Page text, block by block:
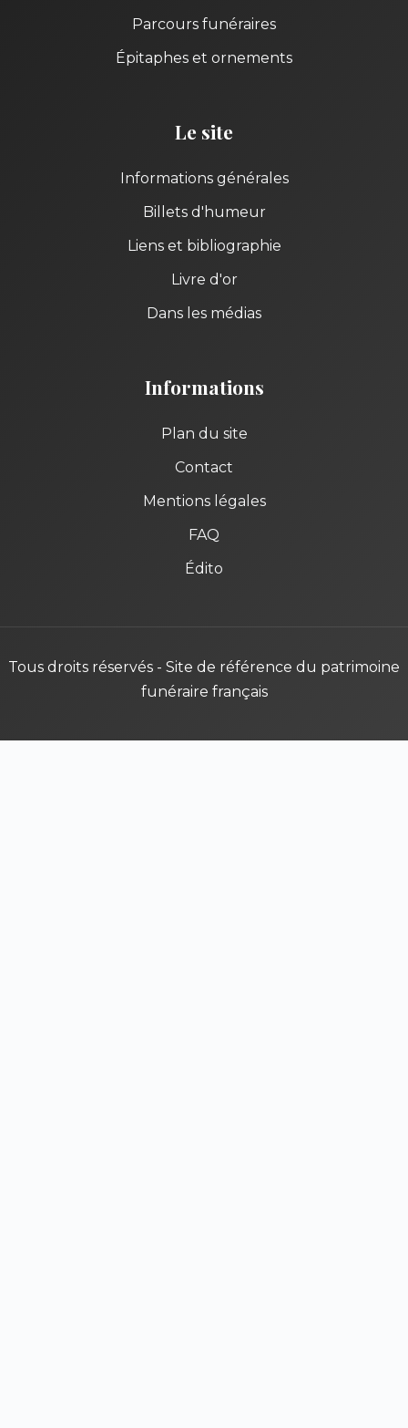
Parcours funéraires
Épitaphes et ornements
Le site
Informations générales
Billets d'humeur
Liens et bibliographie
Livre d'or
Dans les médias
Informations
Plan du site
Contact
Mentions légales
FAQ
Édito
Tous droits réservés - Site de référence du patrimoine
funéraire français